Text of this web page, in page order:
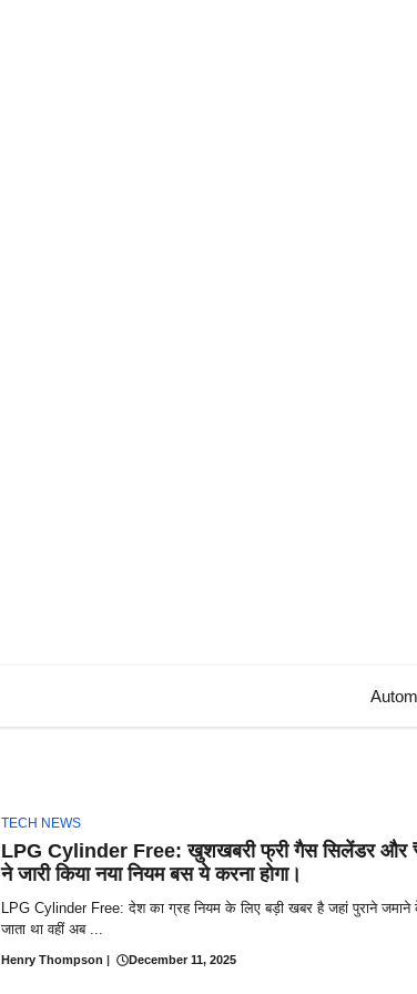
TECH NEWS
LPG Cylinder Free: खुशखबरी फ्री गैस सिलेंडर और
ने जारी किया नया नियम बस ये करना होगा।
LPG Cylinder Free: देश का ग्रह नियम के लिए बड़ी खबर है जहां पुराने जमाने
जाता था वहीं अब ...
Henry Thompson | December 11, 2025